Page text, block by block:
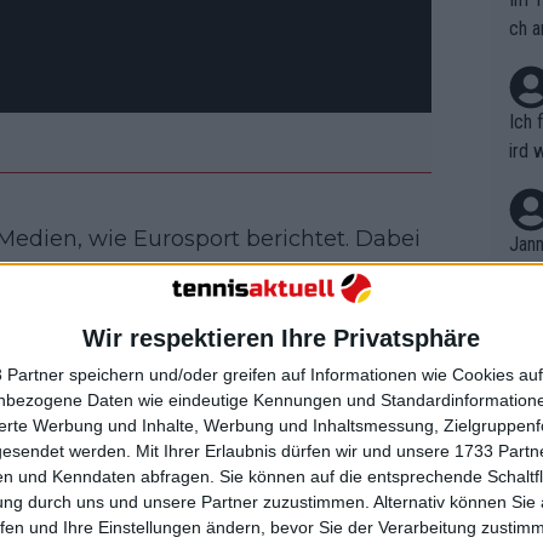
Wir respektieren Ihre Privatsphäre
Partner speichern und/oder greifen auf Informationen wie Cookies
Daten wie eindeutige Kennungen und
Werbung und Inhalte, Werbung und Inhaltsmessung,
werden. Mit Ihrer Erlaubnis dürfen wir und unsere 1733
und Kenndaten abfragen. Sie können auf die entsprechende
durch uns und unsere Partner zuzustimmen. Alternativ können Sie
und Ihre Einstellungen ändern, bevor Sie der Verarbeitung
wie Eurosport berichtet. Dabei
der seiner Meinung nach sehr
in Belgrad geborene Star erklärte
der den 24-fachen Grand Slam-
in seiner neuen Rolle sehr
und Wiederholungen seiner
dass er und Murray "dieselbe
ch
Ich
ird
r in
em
t,
B.
on
n
nt.